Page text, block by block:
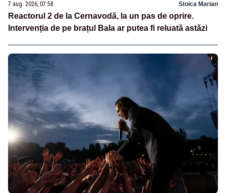
7 aug. 2026, 07:58 Stoica Marian
Reactorul 2 de la Cernavodă, la un pas de oprire.
Intervenția de pe brațul Bala ar putea fi reluată astăzi